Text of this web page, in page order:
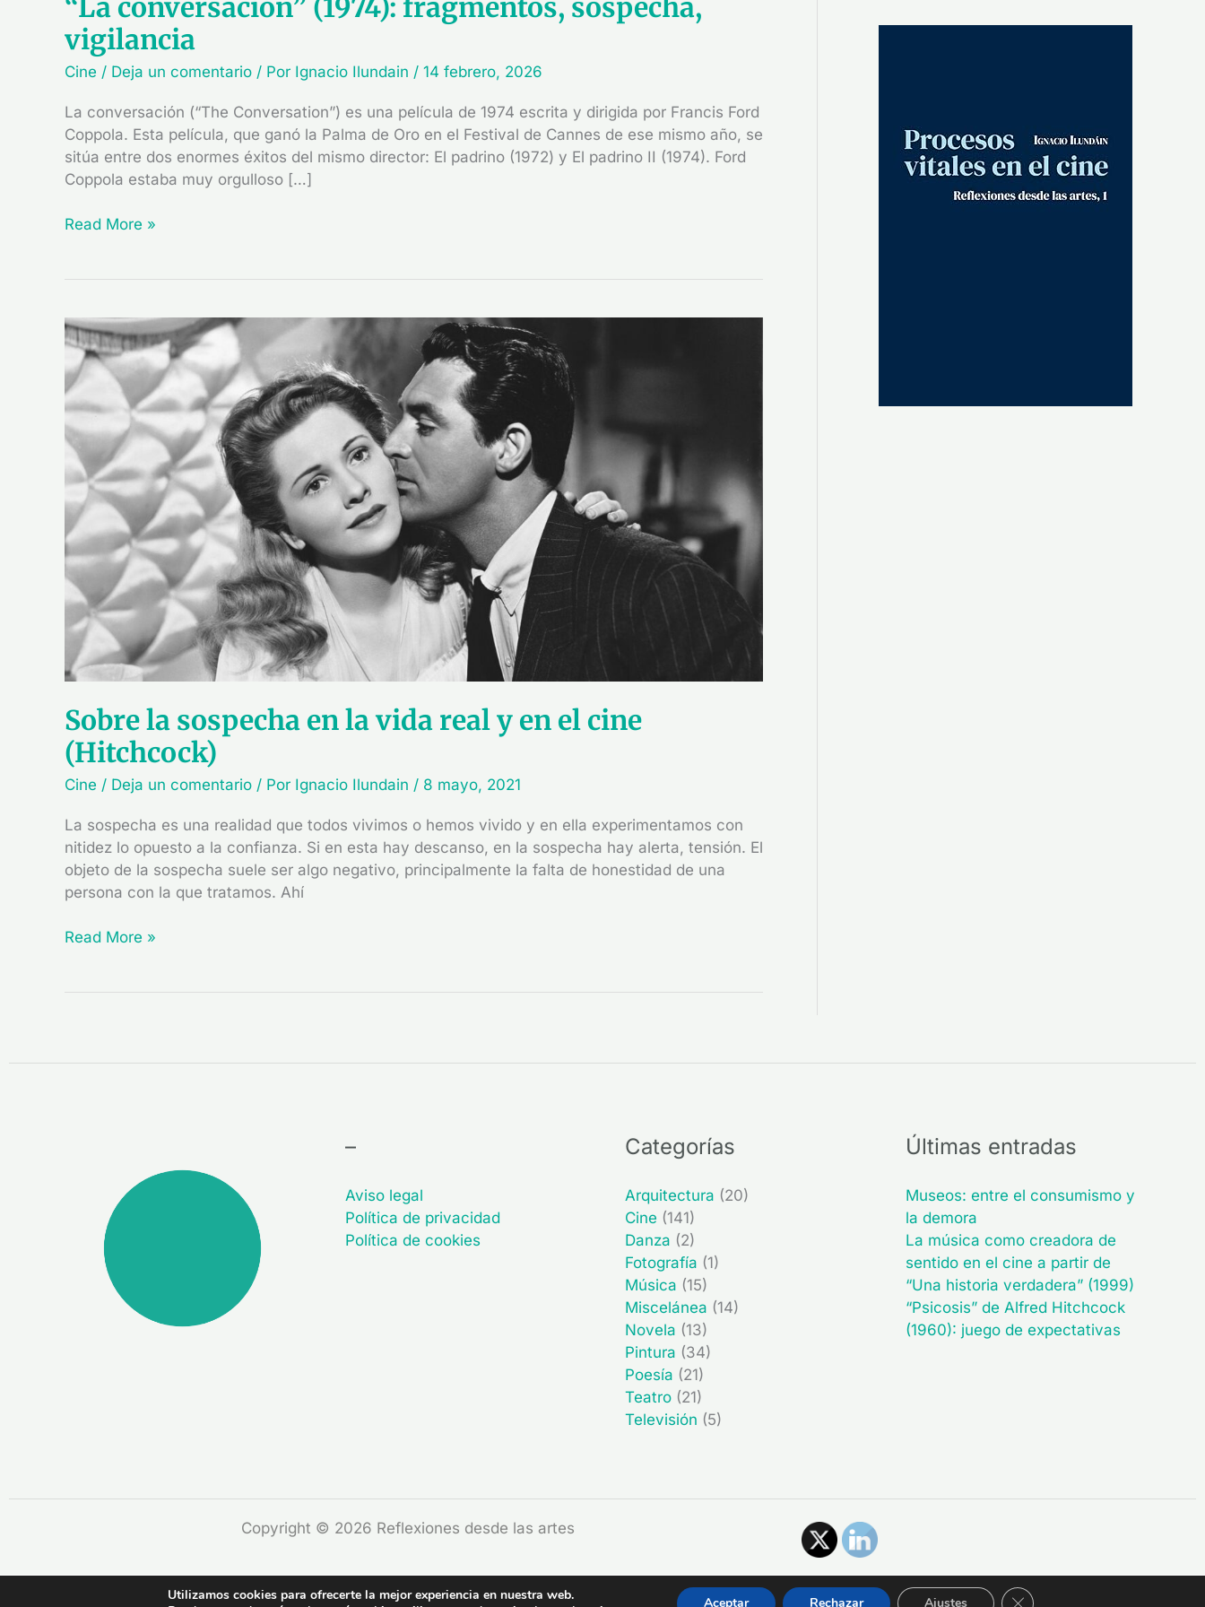
“La conversación” (1974): fragmentos, sospecha,
vigilancia
Cine / Deja un comentario / Por Ignacio Ilundain / 14 febrero, 2026
La conversación (“The Conversation”) es una película de 1974 escrita y dirigida por Francis Ford
Coppola. Esta película, que ganó la Palma de Oro en el Festival de Cannes de ese mismo año, se
sitúa entre dos enormes éxitos del mismo director: El padrino (1972) y El padrino II (1974). Ford
Coppola estaba muy orgulloso […]
Read More »
Sobre la sospecha en la vida real y en el cine
(Hitchcock)
Cine / Deja un comentario / Por Ignacio Ilundain / 8 mayo, 2021
La sospecha es una realidad que todos vivimos o hemos vivido y en ella experimentamos con
nitidez lo opuesto a la confianza. Si en esta hay descanso, en la sospecha hay alerta, tensión. El
objeto de la sospecha suele ser algo negativo, principalmente la falta de honestidad de una
persona con la que tratamos. Ahí
Sobre
la
sospecha
en
la
vida
real
y
en
el
cine
(Hitchcock)
Read More »
–
Aviso legal
Política de privacidad
Política de cookies
Categorías
Arquitectura (20)
Cine (141)
Danza (2)
Fotografía (1)
Música (15)
Miscelánea (14)
Novela (13)
Pintura (34)
Poesía (21)
Teatro (21)
Televisión (5)
Últimas entradas
Museos: entre el consumismo y
la demora
La música como creadora de
sentido en el cine a partir de
“Una historia verdadera” (1999)
“Psicosis” de Alfred Hitchcock
(1960): juego de expectativas
Copyright © 2026 Reflexiones desde las artes
Utilizamos cookies para ofrecerte la mejor experiencia en nuestra web.
Aceptar Rechazar Ajustes CERRAR EL BANNER DE